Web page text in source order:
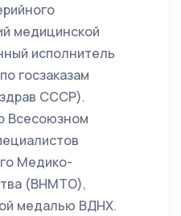
медицинской
исполнитель
госзаказам
СССР).
Всесоюзном
Медико-
(ВНМТО),
медалью ВДНХ.